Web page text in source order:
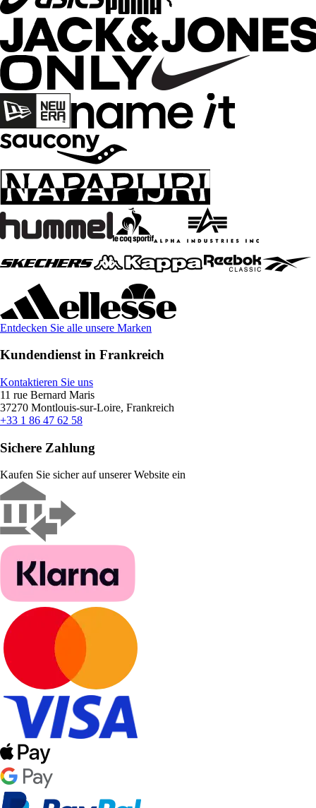
Entdecken Sie alle unsere Marken
Kundendienst in Frankreich
Kontaktieren Sie uns
11 rue Bernard Maris
37270 Montlouis-sur-Loire, Frankreich
+33 1 86 47 62 58
Sichere Zahlung
Kaufen Sie sicher auf unserer Website ein